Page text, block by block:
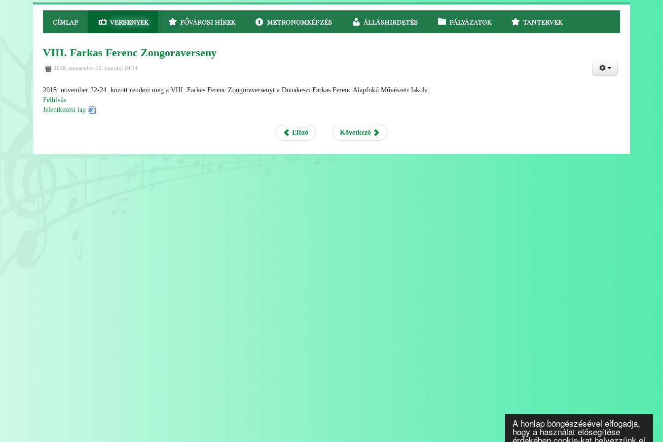
A honlap böngészésével elfogadja,
hogy a használat elősegítése
CÍMLAP VERSENYEK FŐVÁROSI HÍREK METRONOMKÉPZÉS ÁLLÁSHIRDETÉS PÁLYÁZATOK TANTERVEK
VIII. Farkas Ferenc Zongoraverseny
2018. szeptember 12. (szerda) 10:34
2018. november 22-24. között rendezi meg a VIII. Farkas Ferenc Zongoraversenyt a Dunakeszi Farkas Ferenc Alapfokú Művészeti Iskola.
Felhívás
Jelentkezési lap
Előző Következő